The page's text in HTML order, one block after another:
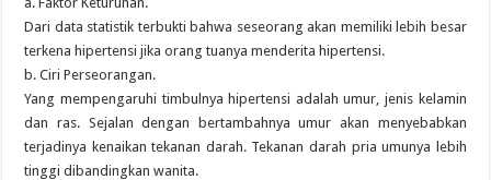
Dari data statistik terbukti bahwa seseorang akan memiliki lebih besar
terkena hipertensi jika orang tuanya menderita hipertensi.
b. Ciri Perseorangan.
Yang mempengaruhi timbulnya hipertensi adalah umur, jenis kelamin
dan ras. Sejalan dengan bertambahnya umur akan menyebabkan
terjadinya kenaikan tekanan darah. Tekanan darah pria umunya lebih
tinggi dibandingkan wanita.